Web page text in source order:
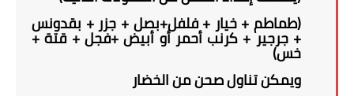
(طماطم + خيار + فلفل+بصل + جزر + بقدونس
+ جرجير + كرنب أحمر أو أبيض +فجل + قتة +
خس)
ويمكن تناول صحن من الخضار